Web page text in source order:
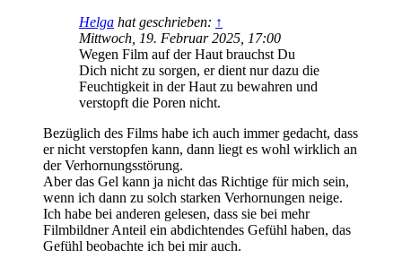
Helga hat geschrieben: ↑
Mittwoch, 19. Februar 2025, 17:00
Wegen Film auf der Haut brauchst Du
Dich nicht zu sorgen, er dient nur dazu die
Feuchtigkeit in der Haut zu bewahren und
verstopft die Poren nicht.
Bezüglich des Films habe ich auch immer gedacht, dass
er nicht verstopfen kann, dann liegt es wohl wirklich an
der Verhornungsstörung.
Aber das Gel kann ja nicht das Richtige für mich sein,
wenn ich dann zu solch starken Verhornungen neige.
Ich habe bei anderen gelesen, dass sie bei mehr
Filmbildner Anteil ein abdichtendes Gefühl haben, das
Gefühl beobachte ich bei mir auch.